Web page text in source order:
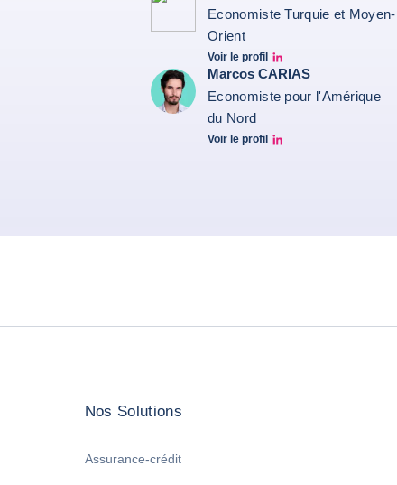
Economiste Turquie et Moyen-
Orient
Voir le profil
Seltem Linkedin
Marcos CARIAS
Economiste pour l'Amérique
du Nord
Voir le profil
Marcos Carias Linkedin
Nos Solutions
Assurance-crédit